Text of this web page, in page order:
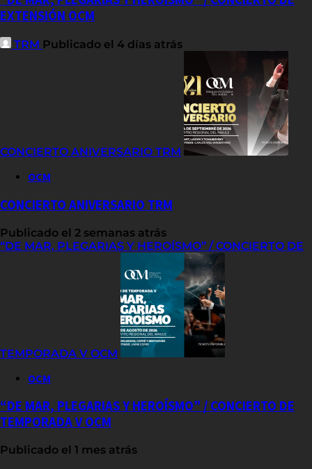
EXTENSIÓN OCM
TRM Publicado el 4 días atrás
CONCIERTO ANIVERSARIO TRM
OCM
CONCIERTO ANIVERSARIO TRM
Publicado el 2 semanas atrás
“DE MAR, PLEGARIAS Y HEROÍSMO” / CONCIERTO DE
TEMPORADA V OCM
OCM
“DE MAR, PLEGARIAS Y HEROÍSMO” / CONCIERTO DE
TEMPORADA V OCM
Publicado el 1 mes atrás